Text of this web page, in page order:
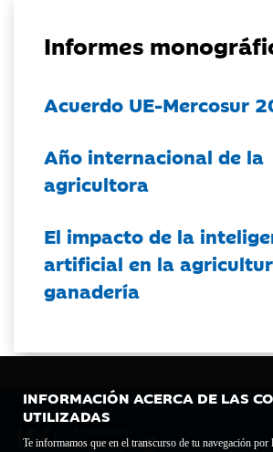
INFORMACIÓN ACERCA DE LAS
UTILIZADAS
Te informamos que en el transcurso de tu navegación
Informes
Acuerdo UE-Mercosur
Año internacional de la
agricultora
El impacto de la
artificial en la
ganadería